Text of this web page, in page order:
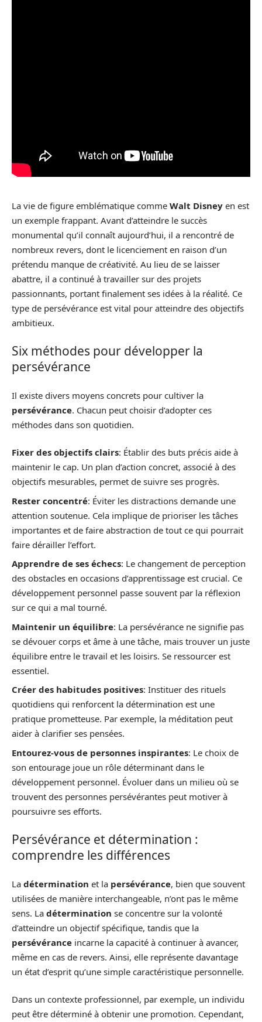
La vie de figure emblématique comme Walt Disney en est
un exemple frappant. Avant d’atteindre le succès
monumental qu’il connaît aujourd’hui, il a rencontré de
nombreux revers, dont le licenciement en raison d’un
prétendu manque de créativité. Au lieu de se laisser
abattre, il a continué à travailler sur des projets
passionnants, portant finalement ses idées à la réalité. Ce
type de persévérance est vital pour atteindre des objectifs
ambitieux.
Six méthodes pour développer la
persévérance
Il existe divers moyens concrets pour cultiver la
persévérance. Chacun peut choisir d’adopter ces
méthodes dans son quotidien.
Fixer des objectifs clairs: Établir des buts précis aide à
maintenir le cap. Un plan d’action concret, associé à des
objectifs mesurables, permet de suivre ses progrès.
Rester concentré: Éviter les distractions demande une
attention soutenue. Cela implique de prioriser les tâches
importantes et de faire abstraction de tout ce qui pourrait
faire dérailler l’effort.
Apprendre de ses échecs: Le changement de perception
des obstacles en occasions d’apprentissage est crucial. Ce
développement personnel passe souvent par la réflexion
sur ce qui a mal tourné.
Maintenir un équilibre: La persévérance ne signifie pas
se dévouer corps et âme à une tâche, mais trouver un juste
équilibre entre le travail et les loisirs. Se ressourcer est
essentiel.
Créer des habitudes positives: Instituer des rituels
quotidiens qui renforcent la détermination est une
pratique prometteuse. Par exemple, la méditation peut
aider à clarifier ses pensées.
Entourez-vous de personnes inspirantes: Le choix de
son entourage joue un rôle déterminant dans le
développement personnel. Évoluer dans un milieu où se
trouvent des personnes persévérantes peut motiver à
poursuivre ses efforts.
Persévérance et détermination :
comprendre les différences
La détermination et la persévérance, bien que souvent
utilisées de manière interchangeable, n’ont pas le même
sens. La détermination se concentre sur la volonté
d’atteindre un objectif spécifique, tandis que la
persévérance incarne la capacité à continuer à avancer,
même en cas de revers. Ainsi, elle représente davantage
un état d’esprit qu’une simple caractéristique personnelle.
Dans un contexte professionnel, par exemple, un individu
peut être déterminé à obtenir une promotion. Cependant,